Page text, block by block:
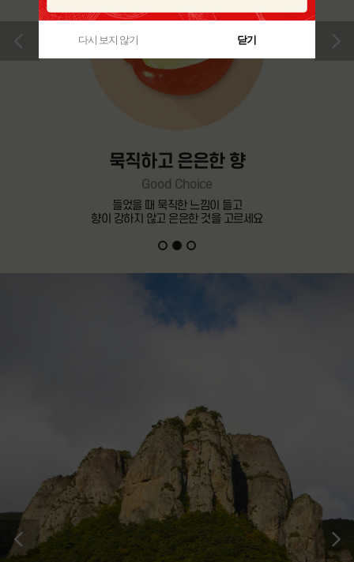
묵직하고 은은한 향
Good Choice
들었을 때 묵직한 느낌이 들고
향이 강하지 않고 은은한 것을 고르세요
다시 보지 않기 닫기